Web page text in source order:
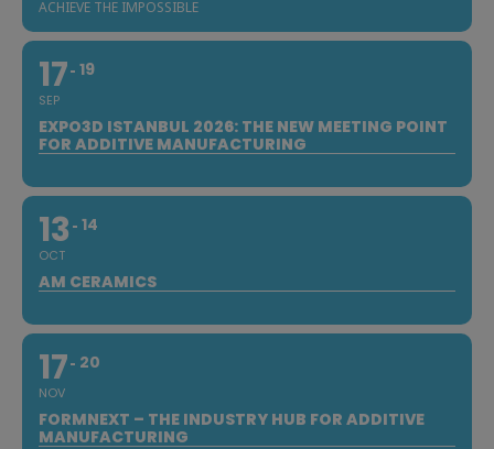
ACHIEVE THE IMPOSSIBLE
17
SEP
19
EXPO3D ISTANBUL 2026: THE NEW MEETING POINT
FOR ADDITIVE MANUFACTURING
13
OCT
14
AM CERAMICS
17
NOV
20
FORMNEXT – THE INDUSTRY HUB FOR ADDITIVE
MANUFACTURING